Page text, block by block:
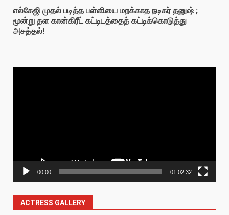
எல்கேஜி முதல் படித்த பள்ளியை மறக்காத நடிகர் தனுஷ் ;
மூன்று தள கான்கிரீட் கட்டிடத்தைத் கட்டிக்கொடுத்து
அசத்தல்!
00:00 01:02:32
ACTRESS GALLERY